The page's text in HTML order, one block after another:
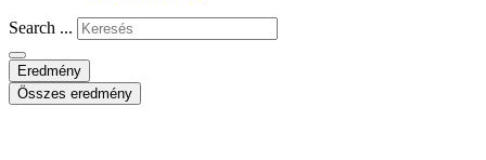
Search ...
Eredmény
Összes eredmény